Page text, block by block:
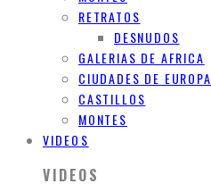
RETRATOS
DESNUDOS
GALERIAS DE AFRICA
CIUDADES DE EUROPA
CASTILLOS
MONTES
VIDEOS
VIDEOS